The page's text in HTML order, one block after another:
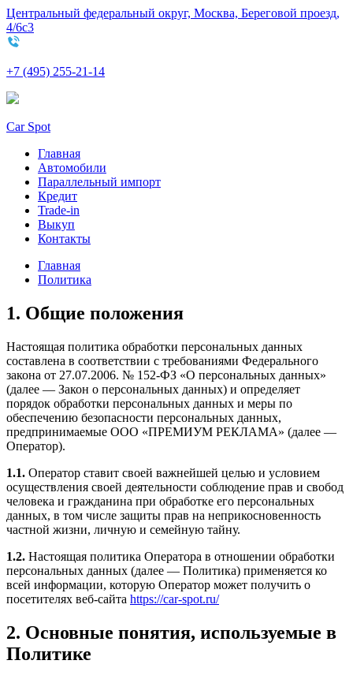
Центральный федеральный округ, Москва, Береговой проезд,
4/6с3
+7 (495) 255-21-14
Car Spot
Главная
Автомобили
Параллельный импорт
Кредит
Trade-in
Выкуп
Контакты
Главная
Политика
1. Общие положения
Настоящая политика обработки персональных данных
составлена в соответствии с требованиями Федерального
закона от 27.07.2006. № 152-ФЗ «О персональных данных»
(далее — Закон о персональных данных) и определяет
порядок обработки персональных данных и меры по
обеспечению безопасности персональных данных,
предпринимаемые ООО «ПРЕМИУМ РЕКЛАМА» (далее —
Оператор).
1.1. Оператор ставит своей важнейшей целью и условием
осуществления своей деятельности соблюдение прав и свобод
человека и гражданина при обработке его персональных
данных, в том числе защиты прав на неприкосновенность
частной жизни, личную и семейную тайну.
1.2. Настоящая политика Оператора в отношении обработки
персональных данных (далее — Политика) применяется ко
всей информации, которую Оператор может получить о
посетителях веб-сайта https://car-spot.ru/
2. Основные понятия, используемые в
Политике